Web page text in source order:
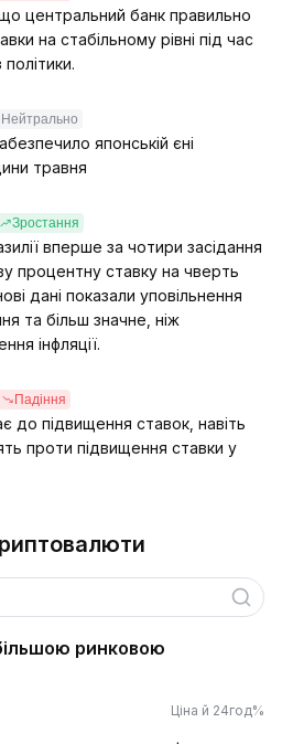
центральний банк правильно
на стабільному рівні під час
Нейтрально
японській єні
травня
Зростання
вперше за чотири засідання
процентну ставку на чверть
дані показали уповільнення
та більш значне, ніж
інфляції.
Падіння
до підвищення ставок, навіть
проти підвищення ставки у
ринковою
Ціна й 24год%